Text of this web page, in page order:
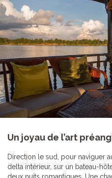
Un joyau de l’art
Direction le sud, pour naviguer
delta intérieur, sur un bateau-
deux nuits romantiques. Une